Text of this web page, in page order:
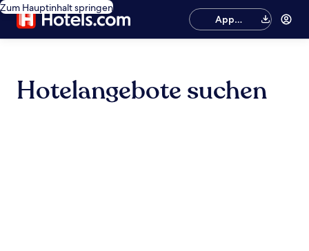
Zum Hauptinhalt springen
App
herunterladen
Hotelangebote suchen